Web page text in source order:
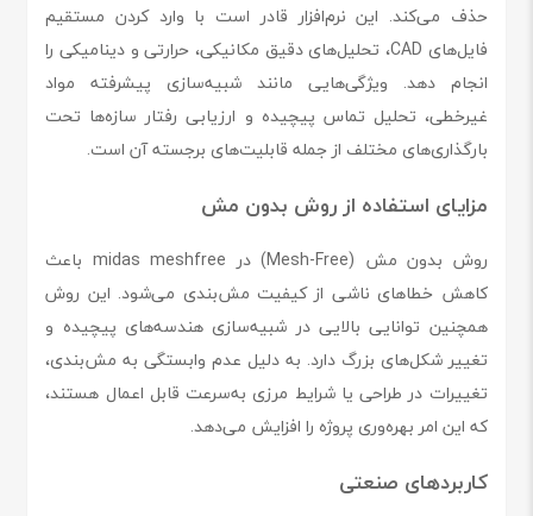
حذف می‌کند. این نرم‌افزار قادر است با وارد کردن مستقیم
فایل‌های CAD، تحلیل‌های دقیق مکانیکی، حرارتی و دینامیکی را
انجام دهد. ویژگی‌هایی مانند شبیه‌سازی پیشرفته مواد
غیرخطی، تحلیل تماس پیچیده و ارزیابی رفتار سازه‌ها تحت
بارگذاری‌های مختلف از جمله قابلیت‌های برجسته آن است.
مزایای استفاده از روش بدون مش
روش بدون مش (Mesh-Free) در midas meshfree باعث
کاهش خطاهای ناشی از کیفیت مش‌بندی می‌شود. این روش
همچنین توانایی بالایی در شبیه‌سازی هندسه‌های پیچیده و
تغییر شکل‌های بزرگ دارد. به دلیل عدم وابستگی به مش‌بندی،
تغییرات در طراحی یا شرایط مرزی به‌سرعت قابل اعمال هستند،
که این امر بهره‌وری پروژه را افزایش می‌دهد.
کاربردهای صنعتی